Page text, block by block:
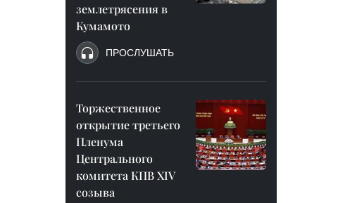
землетрясения в
Кумамото
ПРОСЛУШАТЬ
Торжественное
открытие третьего
Пленума
Центрального
комитета КПВ XIV
созыва